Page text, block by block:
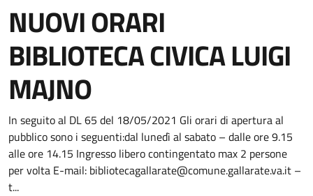
NUOVI ORARI
BIBLIOTECA CIVICA LUIGI
MAJNO
Dettagli della notizia
In seguito al DL 65 del 18/05/2021 Gli orari di apertura al
pubblico sono i seguenti:dal lunedì al sabato – dalle ore 9.15
alle ore 14.15 Ingresso libero contingentato max 2 persone
per volta E-mail: bibliotecagallarate@comune.gallarate.va.it –
t...